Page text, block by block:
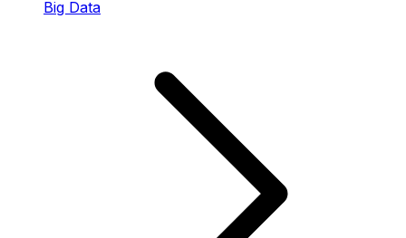
Big Data